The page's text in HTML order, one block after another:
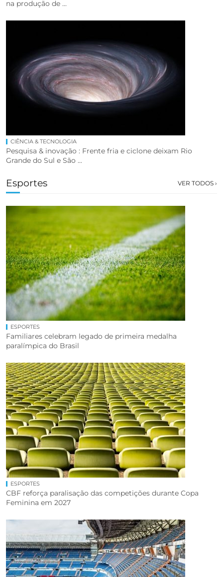
na produção de ...
CIÊNCIA & TECNOLOGIA
Pesquisa & inovação : Frente fria e ciclone deixam Rio
Grande do Sul e São ...
Esportes VER TODOS ›
ESPORTES
Familiares celebram legado de primeira medalha
paralímpica do Brasil
ESPORTES
CBF reforça paralisação das competições durante Copa
Feminina em 2027